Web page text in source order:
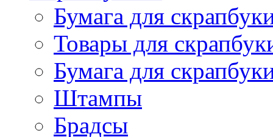
Бумага для
Товары для
Бумага для
Штампы
Брадсы